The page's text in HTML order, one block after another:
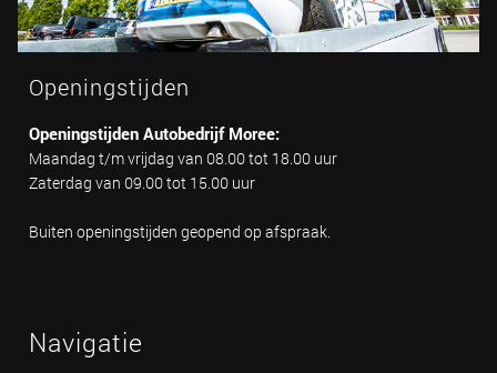
Openingstijden
Openingstijden Autobedrijf Moree:
Maandag t/m vrijdag van 08.00 tot 18.00 uur
Zaterdag van 09.00 tot 15.00 uur
Buiten openingstijden geopend op afspraak.
Navigatie